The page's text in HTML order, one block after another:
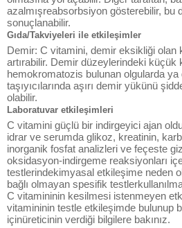
azalmışreabsorbsiyon gösterebilir, bu
sonuçlanabilir.
Gıda/Takviyeleri ile etkileşimler
Demir: C vitamini, demir eksikliği olan
artırabilir. Demir düzeylerindeki küçük
hemokromatozis bulunan olgularda ya
taşıyıcılarında aşırı demir yükünü
olabilir.
Laboratuvar etkileşimleri
C vitamini güçlü bir indirgeyici ajan
idrar ve serumda glikoz, kreatinin,
inorganik fosfat analizleri ve feçeste
oksidasyon-indirgeme reaksiyonları
testlerindekimyasal etkileşime neden
bağlı olmayan spesifik
C vitamininin kesilmesi istenmeyen
vitamininin testle etkileşimde bulunup
içinüreticinin verdiği bilgilere bakınız.